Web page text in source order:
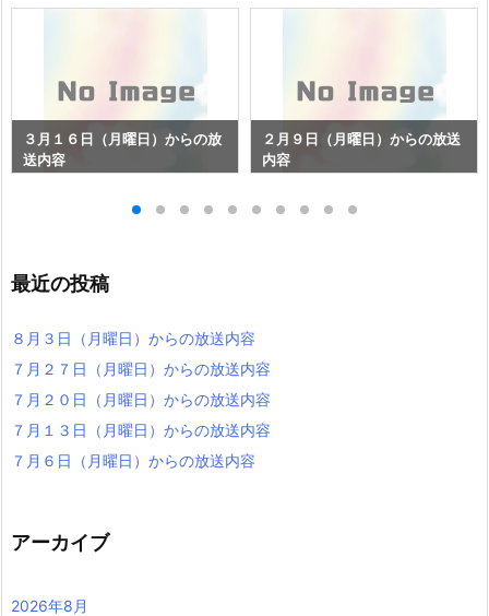
３月１６日（月曜日）からの放
送内容
２月９日（月曜日）からの放送
内容
最近の投稿
８月３日（月曜日）からの放送内容
７月２７日（月曜日）からの放送内容
７月２０日（月曜日）からの放送内容
７月１３日（月曜日）からの放送内容
７月６日（月曜日）からの放送内容
アーカイブ
2026年8月